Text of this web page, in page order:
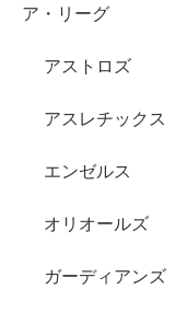
ア・リーグ
アストロズ
アスレチックス
エンゼルス
オリオールズ
ガーディアンズ